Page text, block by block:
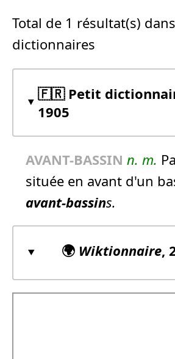
Total de 1 résultat(s)
dictionnaires
🇫🇷 Petit
1905
AVANT-BASSIN n. m.
située en avant d'un
avant-bassins.
🌍 Wiktionnaire,